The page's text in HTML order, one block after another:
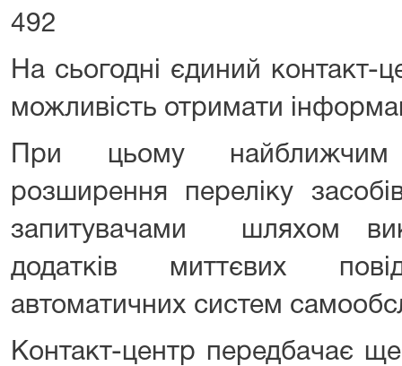
492
На сьогодні єдиний контакт-
можливість отримати
При цьому
розширення переліку
запитувачами шляхом
додатків миттєвих
автоматичних систем
Контакт-центр передбачає